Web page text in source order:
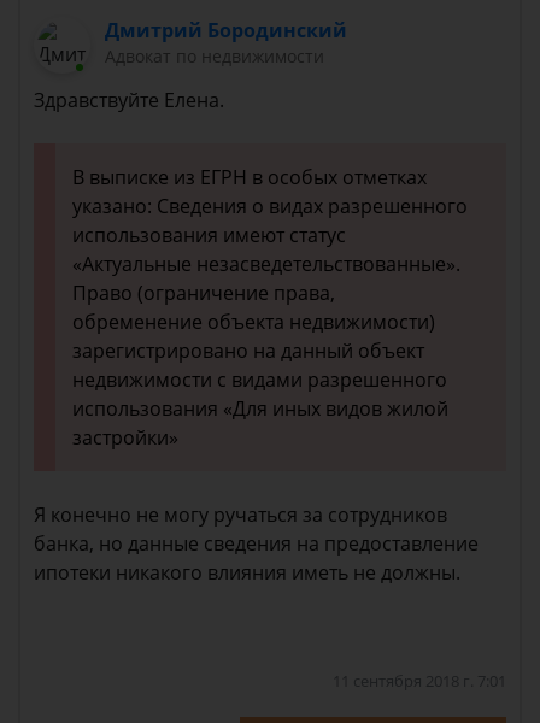
Дмитрий Бородинский
Адвокат по недвижимости
Здравствуйте Елена.
В выписке из ЕГРН в особых отметках
указано: Сведения о видах разрешенного
использования имеют статус
«Актуальные незасведетельствованные».
Право (ограничение права,
обременение объекта недвижимости)
зарегистрировано на данный объект
недвижимости с видами разрешенного
использования «Для иных видов жилой
застройки»
Я конечно не могу ручаться за сотрудников
банка, но данные сведения на предоставление
ипотеки никакого влияния иметь не должны.
11 сентября 2018 г. 7:01